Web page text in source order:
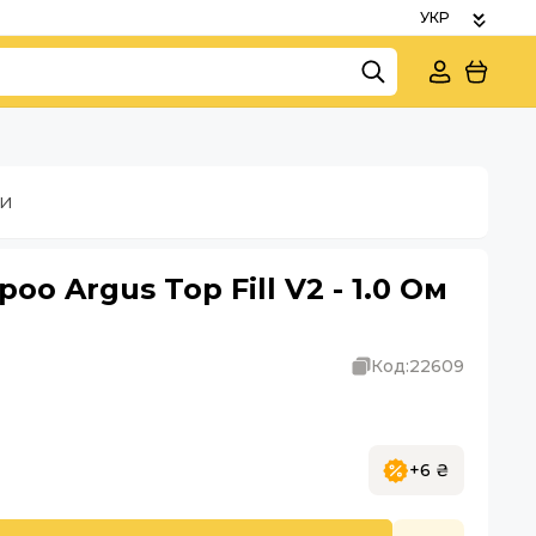
Argus Top Fill V2 - 1.0 Ом
Код:22609
+6 ₴